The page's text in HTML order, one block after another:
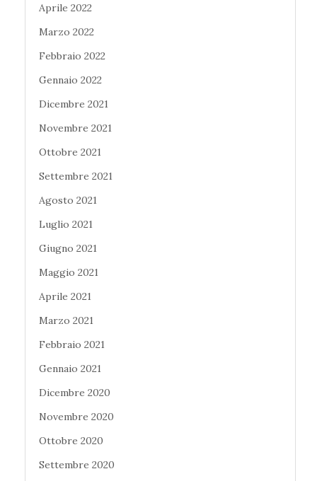
Aprile 2022
Marzo 2022
Febbraio 2022
Gennaio 2022
Dicembre 2021
Novembre 2021
Ottobre 2021
Settembre 2021
Agosto 2021
Luglio 2021
Giugno 2021
Maggio 2021
Aprile 2021
Marzo 2021
Febbraio 2021
Gennaio 2021
Dicembre 2020
Novembre 2020
Ottobre 2020
Settembre 2020